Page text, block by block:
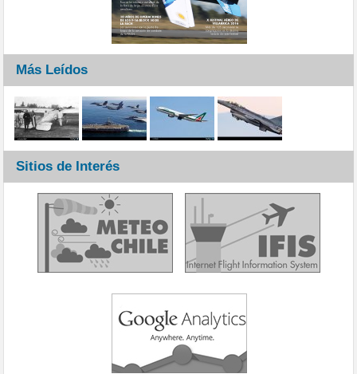
Más Leídos
Sitios de Interés